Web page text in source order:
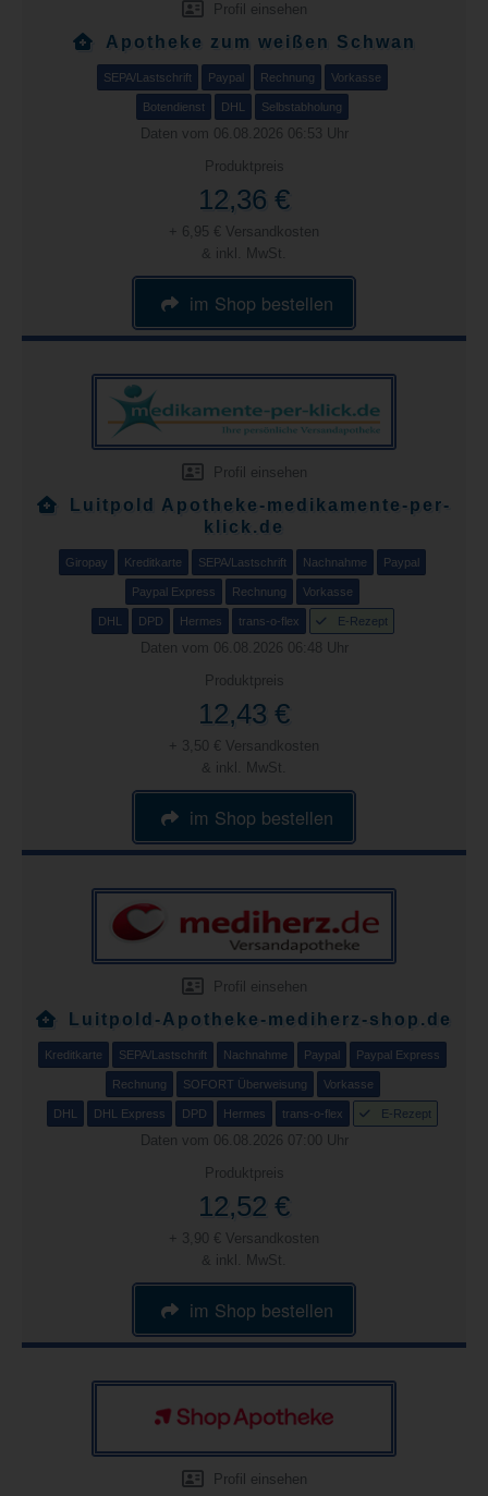
Profil einsehen
Apotheke zum weißen Schwan
SEPA/Lastschrift Paypal Rechnung Vorkasse
Botendienst DHL Selbstabholung
Daten vom 06.08.2026 06:53 Uhr
Produktpreis
12,36 €
+ 6,95 € Versandkosten
& inkl. MwSt.
im Shop bestellen
Profil einsehen
Luitpold Apotheke-medikamente-per-
klick.de
Giropay Kreditkarte SEPA/Lastschrift Nachnahme Paypal
Paypal Express Rechnung Vorkasse
DHL DPD Hermes trans-o-flex E-Rezept
Daten vom 06.08.2026 06:48 Uhr
Produktpreis
12,43 €
+ 3,50 € Versandkosten
& inkl. MwSt.
im Shop bestellen
Profil einsehen
Luitpold-Apotheke-mediherz-shop.de
Kreditkarte SEPA/Lastschrift Nachnahme Paypal Paypal Express
Rechnung SOFORT Überweisung Vorkasse
DHL DHL Express DPD Hermes trans-o-flex E-Rezept
Daten vom 06.08.2026 07:00 Uhr
Produktpreis
12,52 €
+ 3,90 € Versandkosten
& inkl. MwSt.
im Shop bestellen
Profil einsehen